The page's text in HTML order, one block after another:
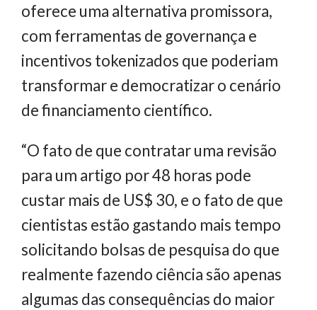
oferece uma alternativa promissora,
com ferramentas de governança e
incentivos tokenizados que poderiam
transformar e democratizar o cenário
de financiamento científico.
“O fato de que contratar uma revisão
para um artigo por 48 horas pode
custar mais de US$ 30, e o fato de que
cientistas estão gastando mais tempo
solicitando bolsas de pesquisa do que
realmente fazendo ciência são apenas
algumas das consequências do maior